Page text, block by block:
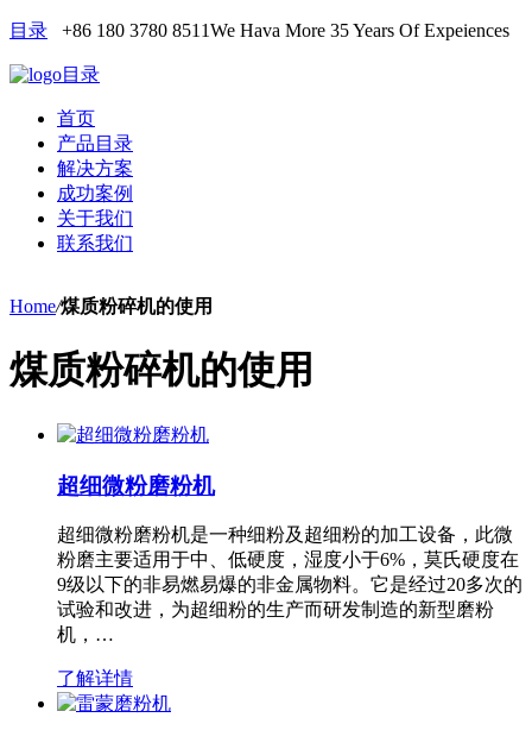
目录 +86 180 3780 8511We Hava More 35 Years Of Expeiences
目录
首页
产品目录
解决方案
成功案例
关于我们
联系我们
Home/煤质粉碎机的使用
煤质粉碎机的使用
超细微粉磨粉机
超细微粉磨粉机是一种细粉及超细粉的加工设备，此微
粉磨主要适用于中、低硬度，湿度小于6%，莫氏硬度在
9级以下的非易燃易爆的非金属物料。它是经过20多次的
试验和改进，为超细粉的生产而研发制造的新型磨粉
机，…
了解详情